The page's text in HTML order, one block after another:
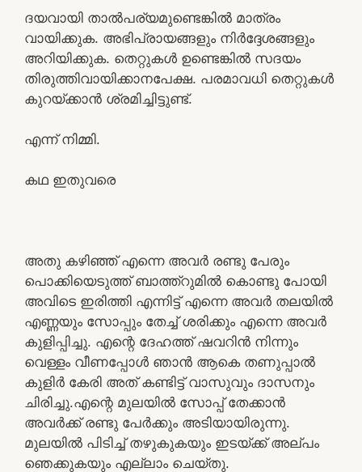
ദയവായി താല്‍പര്യമുണ്ടെങ്കില്‍ മാത്രം
വായിക്കുക. അഭിപ്രായങ്ങളും നിര്‍ദ്ദേശങ്ങളും
അറിയിക്കുക. തെറ്റുകള്‍ ഉണ്ടെങ്കില്‍ സദയം
തിരുത്തിവായിക്കാനപേക്ഷ. പരമാവധി തെറ്റുകള്‍
കുറയ്ക്കാന്‍ ശ്രമിച്ചിട്ടുണ്ട്.
എന്ന് നിമ്മി.
കഥ ഇതുവരെ
അതു കഴിഞ്ഞ് എന്നെ അവര്‍ രണ്ടു പേരും
പൊക്കിയെടുത്ത് ബാത്ത്‌റുമില്‍ കൊണ്ടു പോയി
അവിടെ ഇരിത്തി എന്നിട്ട് എന്നെ അവര്‍ തലയില്‍
എണ്ണയും സോപ്പും തേച്ച് ശരിക്കും എന്നെ അവര്‍
കുളിപ്പിച്ചു. എന്റെ ദേഹത്ത് ഷവറിന്‍ നിന്നും
വെള്ളം വീണപ്പോള്‍ ഞാന്‍ ആകെ തണുപ്പാല്‍
കുളിര്‍ കേരി അത് കണ്ടിട്ട് വാസുവും ദാസനും
ചിരിച്ചു.എന്റെ മുലയില്‍ സോപ്പ് തേക്കാന്‍
അവര്‍ക്ക് രണ്ടു പേര്‍ക്കും അടിയായിരുന്നു.
മുലയില്‍ പിടിച്ച് തഴുകുകയും ഇടയ്ക്ക് അല്പം
ഞെക്കുകയും എല്ലാം ചെയ്തു.